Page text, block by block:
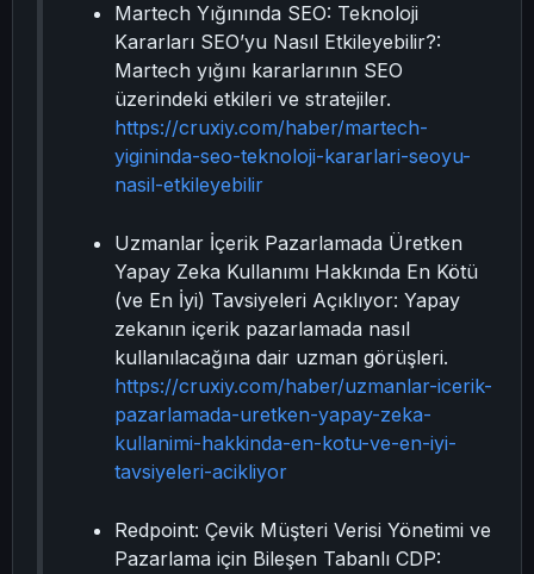
Martech Yığınında SEO: Teknoloji
Kararları SEO’yu Nasıl Etkileyebilir?:
Martech yığını kararlarının SEO
üzerindeki etkileri ve stratejiler.
https://cruxiy.com/haber/martech-
yigininda-seo-teknoloji-kararlari-seoyu-
nasil-etkileyebilir
Uzmanlar İçerik Pazarlamada Üretken
Yapay Zeka Kullanımı Hakkında En Kötü
(ve En İyi) Tavsiyeleri Açıklıyor: Yapay
zekanın içerik pazarlamada nasıl
kullanılacağına dair uzman görüşleri.
https://cruxiy.com/haber/uzmanlar-icerik-
pazarlamada-uretken-yapay-zeka-
kullanimi-hakkinda-en-kotu-ve-en-iyi-
tavsiyeleri-acikliyor
Redpoint: Çevik Müşteri Verisi Yönetimi ve
Pazarlama için Bileşen Tabanlı CDP: